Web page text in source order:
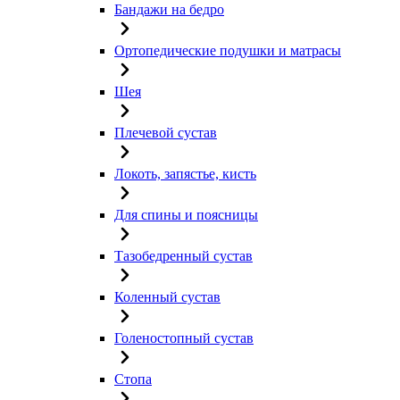
Бандажи на бедро
Ортопедические подушки и матрасы
Шея
Плечевой сустав
Локоть, запястье, кисть
Для спины и поясницы
Тазобедренный сустав
Коленный сустав
Голеностопный сустав
Стопа